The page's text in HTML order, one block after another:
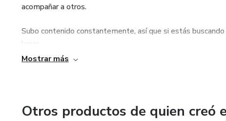
acompañar a otros.
Subo contenido constantemente, así que si estás
lugar.
Mostrar más
Otros productos de quien creó